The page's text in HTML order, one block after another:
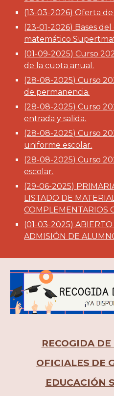
(13-03-2026) Oferta
(23-01-2026) Bases
matemático Supert
(01-09-2025) Curso
de la cuota anual.
(28-08-2025) Curso
de permanencia.
(28-08-2025) Curso
entrada y salida.
(28-08-2025) Curso
uniforme escolar.
(28-08-2025) Curso
escolar.
(29-06-2025)
LISTADO DE
COMPLEMENTARIOS
(01-03-2025)
ADMISIÓN DE
RECOGIDA
OFICIALES DE
EDUCACIÓN